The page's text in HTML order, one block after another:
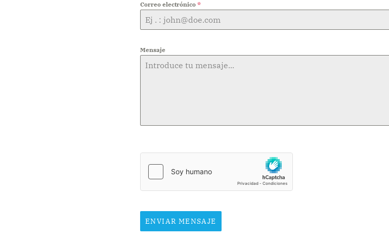
Correo electrónico *
Mensaje
ENVIAR MENSAJE